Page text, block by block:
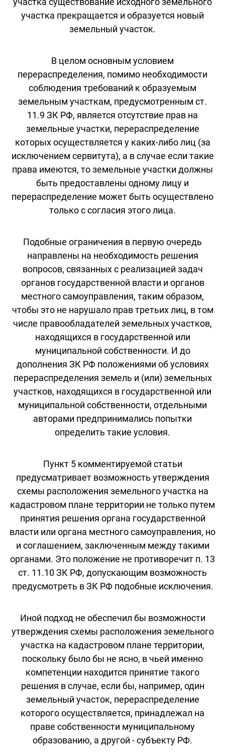
участка прекращается и образуется новый
земельный участок.
В целом основным условием
перераспределения, помимо необходимости
соблюдения требований к образуемым
земельным участкам, предусмотренным ст.
11.9 ЗК РФ, является отсутствие прав на
земельные участки, перераспределение
которых осуществляется у каких-либо лиц (за
исключением сервитута), а в случае если такие
права имеются, то земельные участки должны
быть предоставлены одному лицу и
перераспределение может быть осуществлено
только с согласия этого лица.
Подобные ограничения в первую очередь
направлены на необходимость решения
вопросов, связанных с реализацией задач
органов государственной власти и органов
местного самоуправления, таким образом,
чтобы это не нарушало прав третьих лиц, в том
числе правообладателей земельных участков,
находящихся в государственной или
муниципальной собственности. И до
дополнения ЗК РФ положениями об условиях
перераспределения земель и (или) земельных
участков, находящихся в государственной или
муниципальной собственности, отдельными
авторами предпринимались попытки
определить такие условия.
Пункт 5 комментируемой статьи
предусматривает возможность утверждения
схемы расположения земельного участка на
кадастровом плане территории не только путем
принятия решения органа государственной
власти или органа местного самоуправления, но
и соглашением, заключенным между такими
органами. Это положение не противоречит п. 13
ст. 11.10 ЗК РФ, допускающим возможность
предусмотреть в ЗК РФ подобные исключения.
Иной подход не обеспечил бы возможности
утверждения схемы расположения земельного
участка на кадастровом плане территории,
поскольку было бы не ясно, в чьей именно
компетенции находится принятие такого
решения в случае, если бы, например, один
земельный участок, перераспределение
которого осуществляется, принадлежал на
праве собственности муниципальному
образованию, а другой - субъекту РФ.